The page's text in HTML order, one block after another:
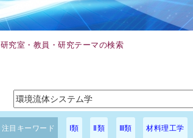
研究室・教員・研究テーマの検索
注目キーワード I類 Ⅱ類 Ⅲ類 材料理工学